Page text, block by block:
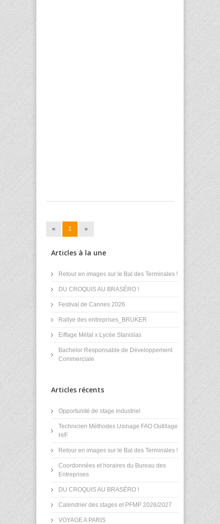
« 1 »
Articles à la une
Retour en images sur le Bal des Terminales !
DU CROQUIS AU BRASÉRO !
Festival de Cannes 2026
Rallye des entreprises_BRUKER
Eiffage Métal x Lycée Stanislas
Bachelor Responsable de Développement
Commerciale
Articles récents
Opportunité de stage industriel
Technicien Méthodes Usinage FAO Outillage
H/F
Retour en images sur le Bal des Terminales !
Coordonnées et horaires du Bureau des
Entreprises
DU CROQUIS AU BRASÉRO !
Calendrier des stages et PFMP 2026/2027
VOYAGE A PARIS